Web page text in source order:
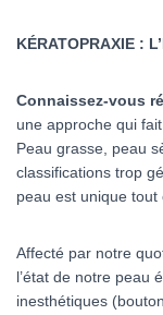
KÉRATOPRAXIE :
Connaissez-vous
une approche qui
Peau grasse, peau
classifications trop
peau est unique tout
Affecté par notre
l’état de notre peau
inesthétiques